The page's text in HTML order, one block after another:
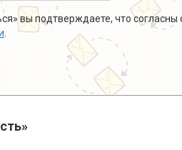
вы подтверждаете, что согласны